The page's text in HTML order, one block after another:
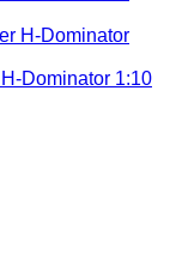
Dominator 1:10